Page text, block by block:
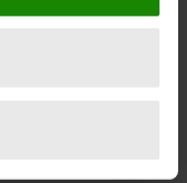
kan zijn
(fingerprinting)